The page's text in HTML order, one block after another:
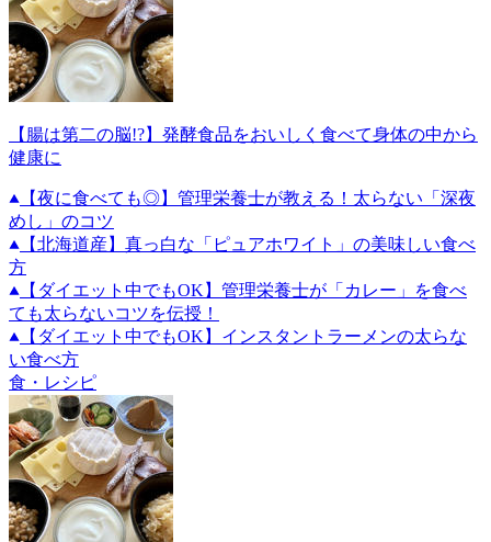
【腸は第二の脳!?】発酵食品をおいしく食べて身体の中から
健康に
【夜に食べても◎】管理栄養士が教える！太らない「深夜
めし」のコツ
【北海道産】真っ白な「ピュアホワイト」の美味しい食べ
方
【ダイエット中でもOK】管理栄養士が「カレー」を食べ
ても太らないコツを伝授！
【ダイエット中でもOK】インスタントラーメンの太らな
い食べ方
食・レシピ